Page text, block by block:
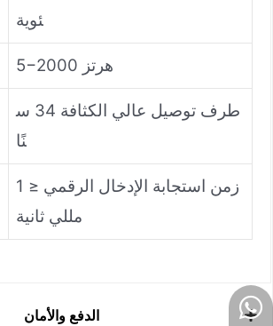
ئوية
5−2000 هرتز
طرف توصيل عالي الكثافة 34 س
نًا
زمن استجابة الإدخال الرقمي ≤ 1
مللي ثانية
الدفع والأمان